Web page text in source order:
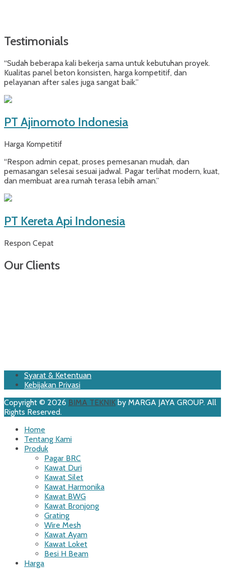
Testimonials
“Sudah beberapa kali bekerja sama untuk kebutuhan proyek.
Kualitas panel beton konsisten, harga kompetitif, dan
pelayanan after sales juga sangat baik.”
PT Ajinomoto Indonesia
Harga Kompetitif
“Respon admin cepat, proses pemesanan mudah, dan
pemasangan selesai sesuai jadwal. Pagar terlihat modern, kuat,
dan membuat area rumah terasa lebih aman.”
PT Kereta Api Indonesia
Respon Cepat
Our Clients
Footer
Menu
Skip
Syarat & Ketentuan
Kebijakan Privasi
Copyright © 2026 BIMA TEKNIK by MARGA JAYA GROUP. All
Rights Reserved.
Home
Tentang Kami
Produk
Pagar BRC
Kawat Duri
Kawat Silet
Kawat Harmonika
Kawat BWG
Kawat Bronjong
Grating
Wire Mesh
Kawat Ayam
Kawat Loket
Besi H Beam
Harga